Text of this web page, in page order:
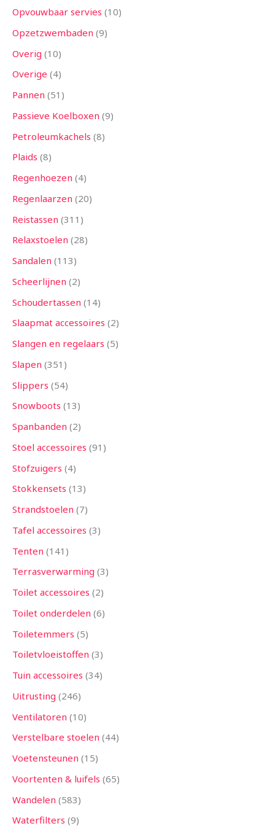
Opvouwbaar servies 10
Opzetzwembaden 9
Overig 10
Overige 4
Pannen 51
Passieve Koelboxen 9
Petroleumkachels 8
Plaids 8
Regenhoezen 4
Regenlaarzen 20
Reistassen 311
Relaxstoelen 28
Sandalen 113
Scheerlijnen 2
Schoudertassen 14
Slaapmat accessoires 2
Slangen en regelaars 5
Slapen 351
Slippers 54
Snowboots 13
Spanbanden 2
Stoel accessoires 91
Stofzuigers 4
Stokkensets 13
Strandstoelen 7
Tafel accessoires 3
Tenten 141
Terrasverwarming 3
Toilet accessoires 2
Toilet onderdelen 6
Toiletemmers 5
Toiletvloeistoffen 3
Tuin accessoires 34
Uitrusting 246
Ventilatoren 10
Verstelbare stoelen 44
Voetensteunen 15
Voortenten & luifels 65
Wandelen 583
Waterfilters 9